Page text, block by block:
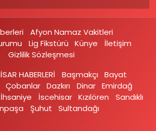
Afyon Namaz Vakitleri
Lig Fikstürü Künye
İletişim
Gizlilik Sözleşmesi
HABERLERİ
Başmakçı
Bayat
Çobanlar Dazkırı Dinar Emirdağ‎
İhsaniye‎ İscehisar Kızılören‎
Sandıklı‎
Şuhut Sultandağı